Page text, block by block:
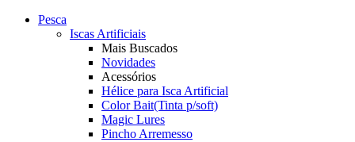
Pesca
Iscas Artificiais
Mais Buscados
Novidades
Acessórios
Hélice para Isca Artificial
Color Bait(Tinta p/soft)
Magic Lures
Pincho Arremesso